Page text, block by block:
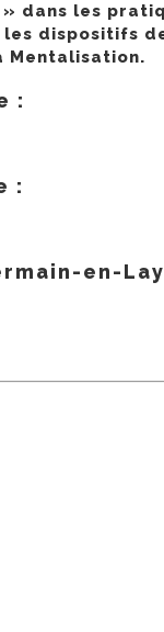
dans les
dispositifs
Mentalisation.
:
:
en-